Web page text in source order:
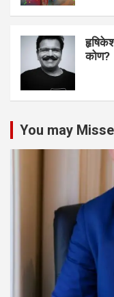
कोण?
You may